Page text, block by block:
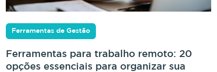
Ferramentas de Gestão
Ferramentas para trabalho remoto: 20
opções essenciais para organizar sua